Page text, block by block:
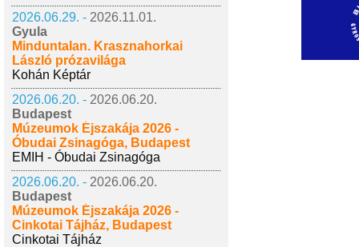
2026.06.29. - 2026.11.01.
Gyula
Minduntalan. Krasznahorkai
László prózavilága
Kohán Képtár
2026.06.20. - 2026.06.20.
Budapest
Múzeumok Éjszakája 2026 -
Óbudai Zsinagóga, Budapest
EMIH - Óbudai Zsinagóga
2026.06.20. - 2026.06.20.
Budapest
Múzeumok Éjszakája 2026 -
Cinkotai Tájház, Budapest
Cinkotai Tájház